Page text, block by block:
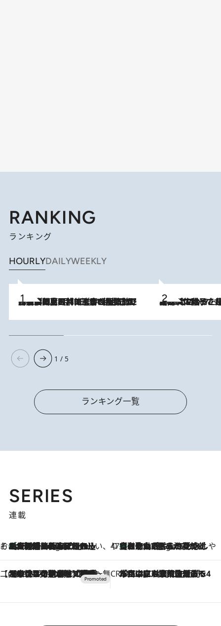
RANKING
ランキング
HOURLYDAILYWEEKLY
2026.8.8
「最後に見られてよかった」上野動物園の東園パンダ舎が解体前に特別公開。8月16日まで延長されたパネル展と共に辿る“半世紀”のパンダ飼育《解体工事の図面あり》 2026.8.5
【阿川佐和子さんの年とる力】なぜ70代で始めた趣味は“こんなに楽しい”のか？ ピアノ、俳句…スランプに陥っても続けられる“ある秘訣”とは
1 / 5
ランキング一覧
SERIES
連載
そおだよおこの関西おいしい、おやつ紀行9 Hours Ago
［大阪府箕面市］一皿一皿目の前で仕上げられる、料理を巧みに組み込んだアシェットデセールコース「ミチル アシェット デセール（Michiru assiette dessert）」 47都道府県の手みやげ ひんやりスイーツで夏を満喫
9 Hours Ago
【和歌山県】この夏絶対食べたい 冷やしておいしいおやつ3選 みかんがごろっと丸ごと入ったジュレ
【CREA×星野リゾート】唯一無二。癒しと発見が待つ場所へ
2026.8.7
【トンボの足水浴】ヒノキの香りに包まれて涼感マックス！約13℃の湧水かけ流しを避暑地「星野温泉 トンボの湯」で体験 CREA'S CHOICE
2026.8.7
「立川にも歌舞伎があるんだよ」 片岡仁左衛門・市川中車ら豪華座組みで4年目の立川立飛歌舞伎へ